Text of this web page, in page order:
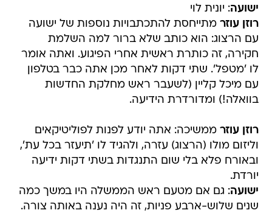
ישועה: יונית לוי
רוזן עוזר מתייחסת להתכתבויות נוספות של ישועה
עם הרצוג: הוא כותב שלא ברור למה השלמת
חקירה, זה כותרת ראשית אחרי הפיגוע. ואתה אומר
לו 'מטפל'. שתי דקות לאחר מכן אתה כבר בטלפון
עם מיכל קליין (לשעבר ראש מחלקת החדשות
בוואלה!) ומדורדרת הידיעה.
רוזן עוזר ממשיכה: אתה יודע לפנות לפוליטיקאים
וליזום מולו (הרצוג) עזרה, ולהגיד לו 'תיעזר בכל עת',
ובאורח פלא בלי שום התנגדות בשתי דקות ידיעה
יורדת.
ישועה: גם אם מטעם ראש הממשלה היו במשך כמה
שנים שלוש-ארבע פניות, זה היה נענה באותה צורה.